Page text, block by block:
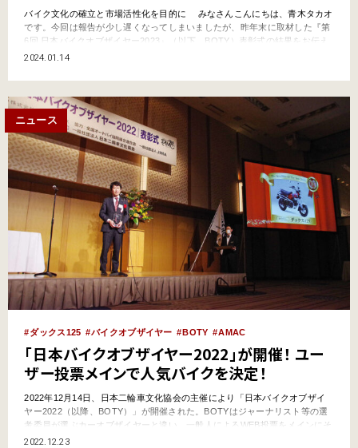
バイク文化の確立と市場活性化を目的に みなさんこんにちは、青木タカオ
です。今回は報告が少し遅くなってしまいましたが、昨年末に取材した『第
6回 日本バイクオブザイヤー2023』（以下、BOTY）表彰式の結果をお伝え
したいと思います。 一般社団法人日本二輪車文化協会（吉田純一会長）が
の確立と市場活性化を目的とし、2018…
2024.01.14
ニュース
ダックス125 バイクオブザイヤー BOTY AMAC
「日本バイクオブザイヤー2022」が開催！ ユー
ザー投票メインで人気バイクを決定！
2022年12月14日、日本二輪車文化協会の主催により「日本バイクオブザイ
ヤー2022（以降、BOTY）」が開催された。BOTYはジャーナリスト等の選
考委員が選ぶカーオブザイヤーと違い、一般人によるWEB投票をメインにそ
の年の人気モデルを選ぼうというものだ。【関連記事】※BOTYの解説と昨
2022.12.23